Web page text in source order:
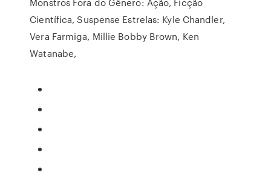
Científica, Suspense Estrelas: Kyle Chandler,
Vera Farmiga, Millie Bobby Brown, Ken
Watanabe,